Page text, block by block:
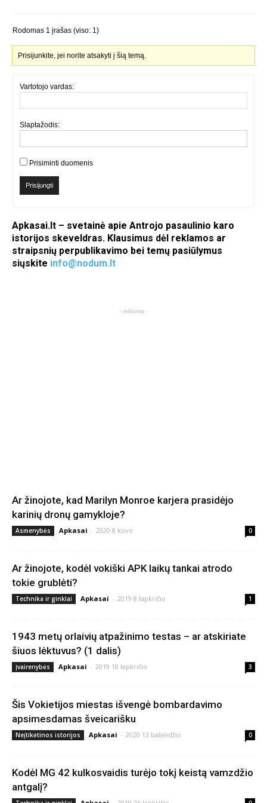
Rodomas 1 įrašas (viso: 1)
Prisijunkite, jei norite atsakyti į šią temą.
Vartotojo vardas:
Slaptažodis:
Prisiminti duomenis
Prisijungti
Apkasai.lt – svetainė apie Antrojo pasaulinio karo
istorijos skeveldras. Klausimus dėl reklamos ar
straipsnių perpublikavimo bei temų pasiūlymus
siųskite info@nodum.lt
- reklama -
Ar žinojote, kad Marilyn Monroe karjera prasidėjo
karinių dronų gamykloje?
Asmenybės Apkasai - 2020 8 kovo 0
Ar žinojote, kodėl vokiški APK laikų tankai atrodo
tokie grublėti?
Technika ir ginklai Apkasai - 2019 8 lapkričio 1
1943 metų orlaivių atpažinimo testas – ar atskiriate
šiuos lėktuvus? (1 dalis)
Įvairenybės Apkasai - 2019 18 lapkričio 3
Šis Vokietijos miestas išvengė bombardavimo
apsimesdamas šveicarišku
Neįtikėtinos istorijos Apkasai - 2020 13 balandžio 0
Kodėl MG 42 kulkosvaidis turėjo tokį keistą vamzdžio
antgalį?